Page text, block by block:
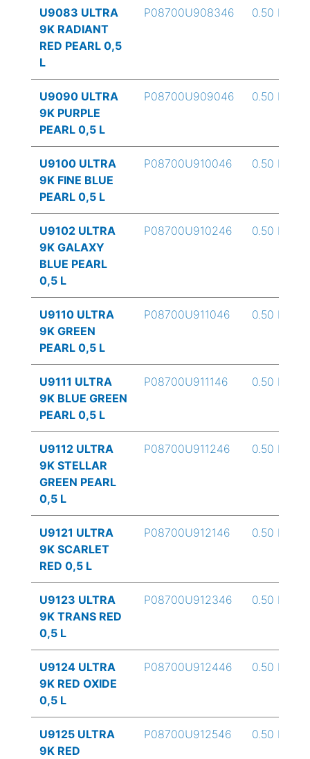
U9083 ULTRA
9K RADIANT
RED PEARL 0,5
L
P08700U908346 0.50 L
U9090 ULTRA
9K PURPLE
PEARL 0,5 L
P08700U909046 0.50 L
U9100 ULTRA
9K FINE BLUE
PEARL 0,5 L
P08700U910046 0.50 L
U9102 ULTRA
9K GALAXY
BLUE PEARL
0,5 L
P08700U910246 0.50 L
U9110 ULTRA
9K GREEN
PEARL 0,5 L
P08700U911046 0.50 L
U9111 ULTRA
9K BLUE GREEN
PEARL 0,5 L
P08700U911146 0.50 L
U9112 ULTRA
9K STELLAR
GREEN PEARL
0,5 L
P08700U911246 0.50 L
U9121 ULTRA
9K SCARLET
RED 0,5 L
P08700U912146 0.50 L
U9123 ULTRA
9K TRANS RED
0,5 L
P08700U912346 0.50 L
U9124 ULTRA
9K RED OXIDE
0,5 L
P08700U912446 0.50 L
U9125 ULTRA
9K RED
P08700U912546 0.50 L